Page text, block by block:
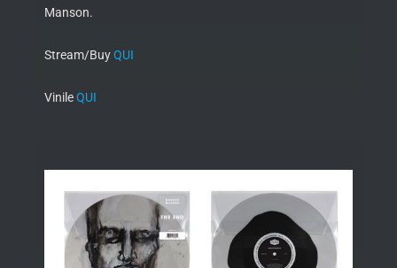
Manson.
Stream/BuyQUI
VinileQUI